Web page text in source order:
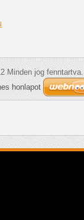
Minden jog fenntartva.
honlapot